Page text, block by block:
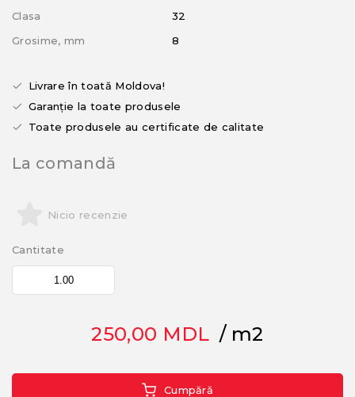
Clasa
32
Grosime, mm
8
Livrare în toată Moldova!
Garanție la toate produsele
Toate produsele au certificate de calitate
La comandă
Nicio recenzie
Cantitate
250,00 MDL/ m2
Cumpără